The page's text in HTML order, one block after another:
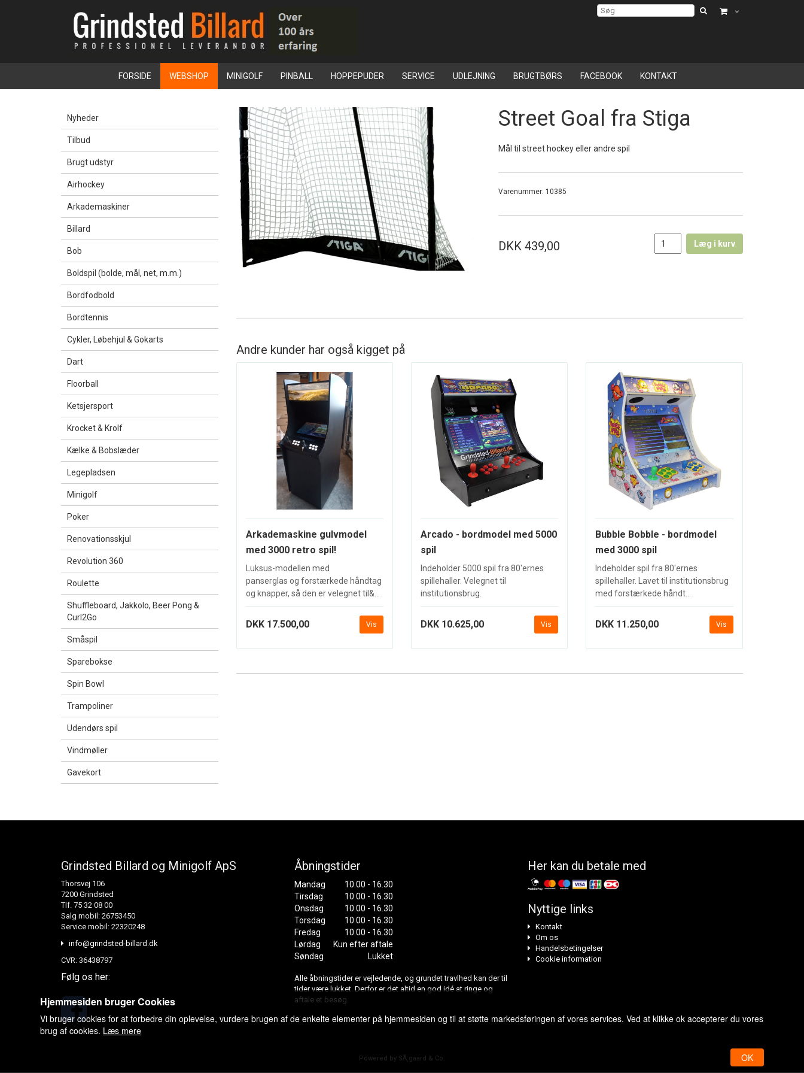
FORSIDE WEBSHOP MINIGOLF PINBALL HOPPEPUDER SERVICE UDLEJNING BRUGTBØRS FACEBOOK KONTAKT
Nyheder
Tilbud
Brugt udstyr
Airhockey
Arkademaskiner
Billard
Bob
Boldspil (bolde, mål, net, m.m.)
Bordfodbold
Bordtennis
Cykler, Løbehjul & Gokarts
Dart
Floorball
Ketsjersport
Krocket & Krolf
Kælke & Bobslæder
Legepladsen
Minigolf
Poker
Renovationsskjul
Revolution 360
Roulette
Shuffleboard, Jakkolo, Beer Pong &
Curl2Go
Småspil
Sparebokse
Spin Bowl
Trampoliner
Udendørs spil
Vindmøller
Gavekort
Street Goal fra Stiga
Mål til street hockey eller andre spil
Varenummer: 10385
DKK 439,00 Læg i kurv
Andre kunder har også kigget på
Arkademaskine gulvmodel
med 3000 retro spil!
Luksus-modellen med
panserglas og forstærkede håndtag
og knapper, så den er velegnet til&...
DKK 17.500,00 Vis
Arcado - bordmodel med 5000
spil
Indeholder 5000 spil fra 80'ernes
spillehaller. Velegnet til
institutionsbrug.
DKK 10.625,00 Vis
Bubble Bobble - bordmodel
med 3000 spil
Indeholder spil fra 80'ernes
spillehaller. Lavet til institutionsbrug
med forstærkede håndt...
DKK 11.250,00 Vis
Grindsted Billard og Minigolf ApS
Thorsvej 106
7200 Grindsted
Tlf. 75 32 08 00
Salg mobil: 26753450
Service mobil: 22320248
info@grindsted-billard.dk
CVR: 36438797
Følg os her:
Åbningstider
Mandag
10.00 - 16.30
Tirsdag
10.00 - 16.30
Onsdag
10.00 - 16.30
Torsdag
10.00 - 16.30
Fredag
10.00 - 16.30
Lørdag
Kun efter aftale
Søndag
Lukket
Alle åbningstider er vejledende, og grundet travlhed kan der til
tider være lukket. Derfor er det altid en god idé at ringe og
aftale et besøg.
Her kan du betale med
Nyttige links
Kontakt
Om os
Handelsbetingelser
Cookie information
Powered by SÃ¸gaard & Co.
Hjemmesiden bruger Cookies
Vi bruger cookies for at forbedre din oplevelse, vurdere brugen af de enkelte elementer på hjemmesiden og til at støtte markedsføringen af vores services. Ved at klikke ok accepterer du vores
brug af cookies. Læs mere